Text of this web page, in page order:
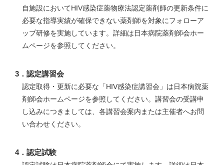
自施設においてHIV感染症薬物療法認定薬剤師の更新条件に
必要な指導実績が確保できない薬剤師を対象にフォローア
ップ研修を実施しています。詳細は日本病院薬剤師会ホー
ムページを参照してください。
3．認定講習会
認定取得・更新に必要な「HIV感染症講習会」は日本病院薬
剤師会ホームページを参照してください。講習会の受講申
し込みにつきましては、各講習会案内または主催者へお問
い合わせください。
4．認定試験